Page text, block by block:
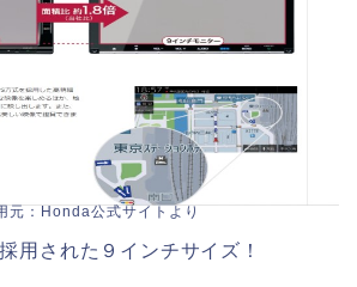
元：Honda公式サイトより
用された９インチサイズ！